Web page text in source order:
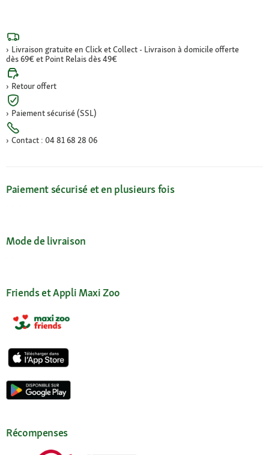
Livraison gratuite en Click et Collect - Livraison à domicile offerte
dès 69€ et Point Relais dès 49€
Retour offert
Paiement sécurisé (SSL)
Contact : 04 81 68 28 06
Paiement sécurisé et en plusieurs fois
Mode de livraison
Friends et Appli Maxi Zoo
Récompenses